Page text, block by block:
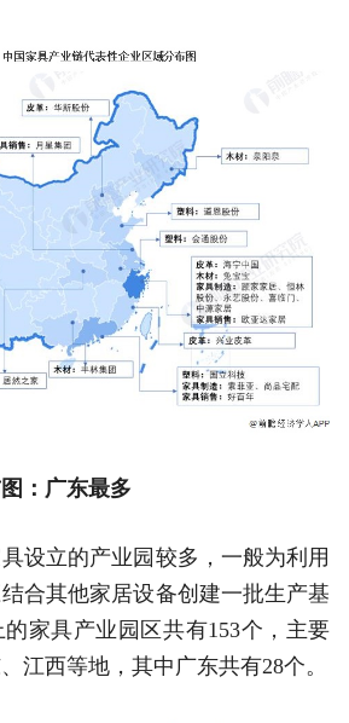
：广东最多
设立的产业园较多，一般为利用
合其他家居设备创建一批生产基
家具产业园区共有153个，主要
江西等地，其中广东共有28个。